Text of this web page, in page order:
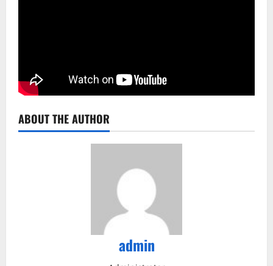
ABOUT THE AUTHOR
admin